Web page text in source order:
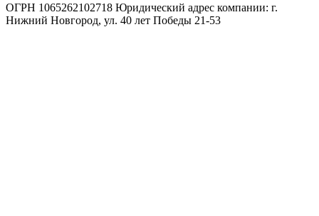
ОГРН 1065262102718 Юридический адрес компании: г.
Нижний Новгород, ул. 40 лет Победы 21-53